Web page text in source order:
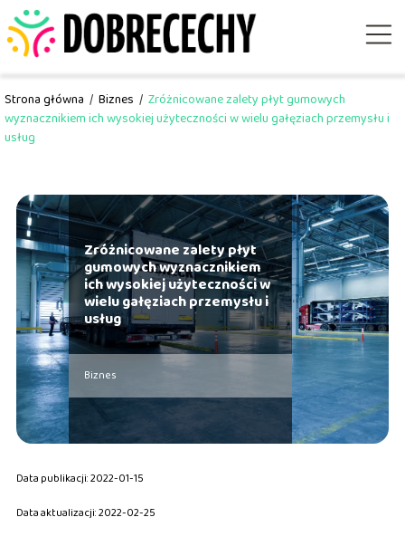
Strona główna / Biznes / Zróżnicowane zalety płyt gumowych
wyznacznikiem ich wysokiej użyteczności w wielu gałęziach przemysłu i
usług
Zróżnicowane zalety płyt
gumowych wyznacznikiem
ich wysokiej użyteczności w
wielu gałęziach przemysłu i
usług
Biznes
Data publikacji: 2022-01-15
Data aktualizacji: 2022-02-25